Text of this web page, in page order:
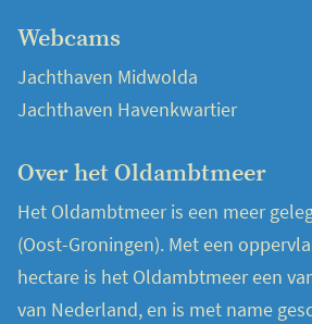
Webcams
Jachthaven Midwolda
Jachthaven Havenkwartier
Over het Oldambtmeer
Het Oldambtmeer is een meer
(Oost-Groningen). Met een
hectare is het Oldambtmeer een
van Nederland, en is met name